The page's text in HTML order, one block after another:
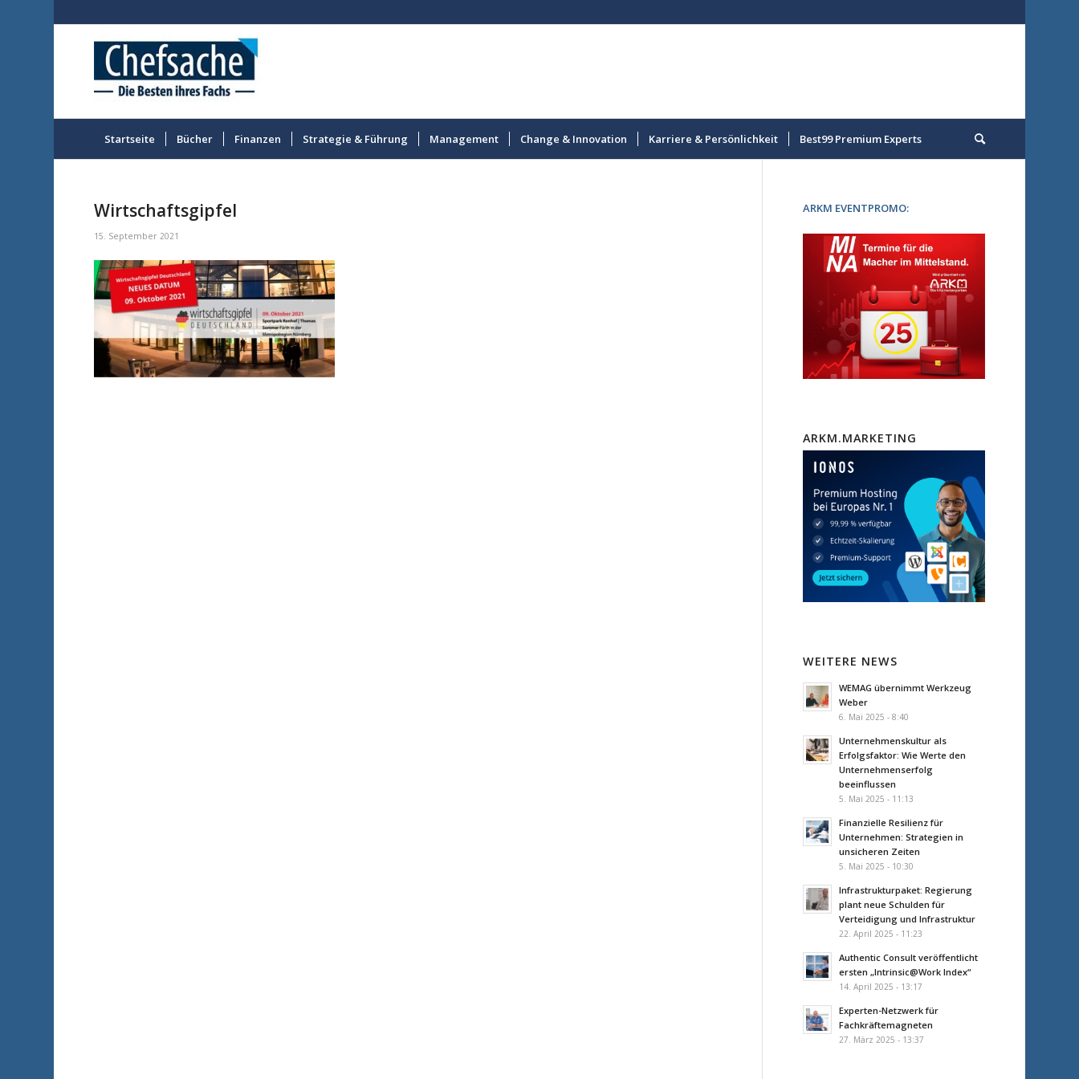
Startseite Bücher Finanzen Strategie & Führung Management Change & Innovation Karriere & Persönlichkeit Best99 Premium Experts
Wirtschaftsgipfel
15. September 2021
ARKM EVENTPROMO:
ARKM.MARKETING
WEITERE NEWS
WEMAG übernimmt Werkzeug
Weber
6. Mai 2025 - 8:40
Unternehmenskultur als
Erfolgsfaktor: Wie Werte den
Unternehmenserfolg
beeinflussen
5. Mai 2025 - 11:13
Finanzielle Resilienz für
Unternehmen: Strategien in
unsicheren Zeiten
5. Mai 2025 - 10:30
Infrastrukturpaket: Regierung
plant neue Schulden für
Verteidigung und Infrastruktur
22. April 2025 - 11:23
Authentic Consult veröffentlicht
ersten „Intrinsic@Work Index“
14. April 2025 - 13:17
Experten-Netzwerk für
Fachkräftemagneten
27. März 2025 - 13:37